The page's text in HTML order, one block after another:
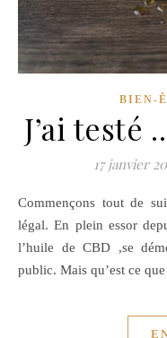
BIEN-
J’ai testé
17 janvier
Commençons tout de suite par la base : oui c’est totalement
légal. En plein essor
l’huile de CBD ,se
public. Mais qu’est ce